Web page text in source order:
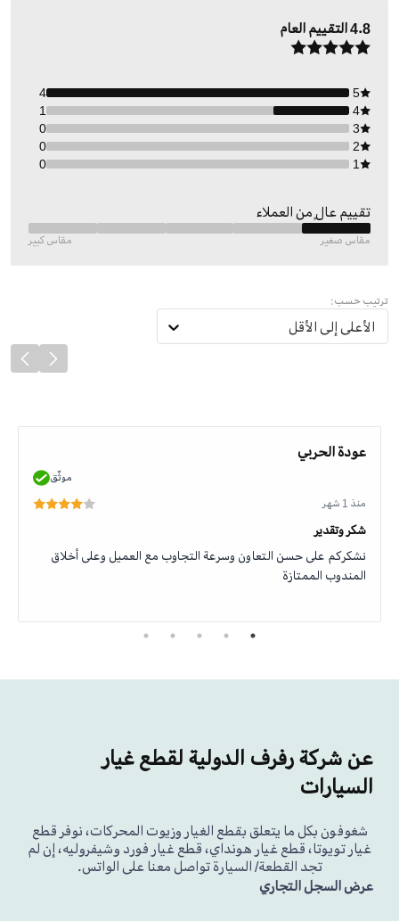
4.8التقييم العام
5
4
4
1
3
0
2
0
1
0
تقييم عالٍ من العملاء
مقاس صغير مقاس كبير
ترتيب حسب:
الأعلى إلى الأقل
عودة الحربي
موثّق
منذ 1 شهر
شكر وتقدير
نشكركم على حسن التعاون وسرعة التجاوب مع العميل وعلى أخلاق
المندوب الممتازة
عن شركة رفرف الدولية لقطع غيار
السيارات
شغوفون بكل ما يتعلق بقطع الغيار وزيوت المحركات، نوفر قطع
غيار تويوتا، قطع غيار هونداي، قطع غيار فورد وشيفروليه، إن لم
تجد القطعة/ السيارة تواصل معنا على الواتس.
عرض السجل التجاري